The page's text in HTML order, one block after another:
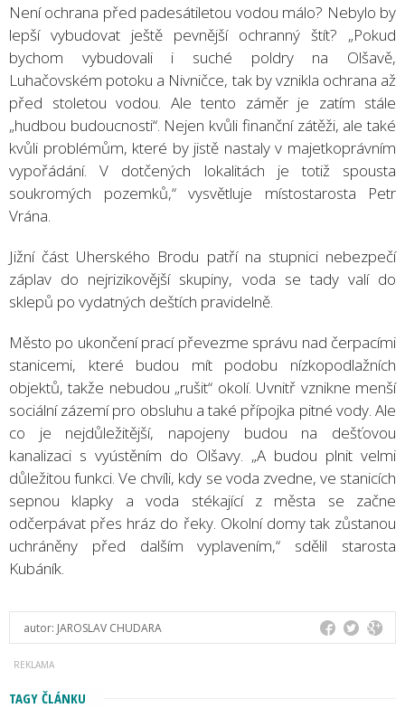
Není ochrana před padesátiletou vodou málo? Nebylo by
lepší vybudovat ještě pevnější ochranný štít? „Pokud
bychom vybudovali i suché poldry na Olšavě,
Luhačovském potoku a Nivničce, tak by vznikla ochrana až
před stoletou vodou. Ale tento záměr je zatím stále
„hudbou budoucnosti“. Nejen kvůli finanční zátěži, ale také
kvůli problémům, které by jistě nastaly v majetkoprávním
vypořádání. V dotčených lokalitách je totiž spousta
soukromých pozemků,“ vysvětluje místostarosta Petr
Vrána.
Jižní část Uherského Brodu patří na stupnici nebezpečí
záplav do nejrizikovější skupiny, voda se tady valí do
sklepů po vydatných deštích pravidelně.
Město po ukončení prací převezme správu nad čerpacími
stanicemi, které budou mít podobu nízkopodlažních
objektů, takže nebudou „rušit“ okolí. Uvnitř vznikne menší
sociální zázemí pro obsluhu a také přípojka pitné vody. Ale
co je nejdůležitější, napojeny budou na dešťovou
kanalizaci s vyústěním do Olšavy. „A budou plnit velmi
důležitou funkci. Ve chvíli, kdy se voda zvedne, ve stanicích
sepnou klapky a voda stékající z města se začne
odčerpávat přes hráz do řeky. Okolní domy tak zůstanou
uchráněny před dalším vyplavením,“ sdělil starosta
Kubáník.
autor: JAROSLAV CHUDARA
TAGY ČLÁNKU